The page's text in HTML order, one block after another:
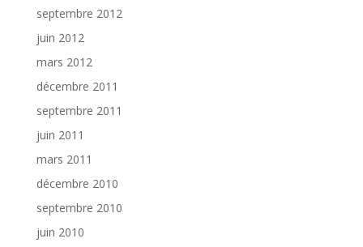
septembre 2012
juin 2012
mars 2012
décembre 2011
septembre 2011
juin 2011
mars 2011
décembre 2010
septembre 2010
juin 2010